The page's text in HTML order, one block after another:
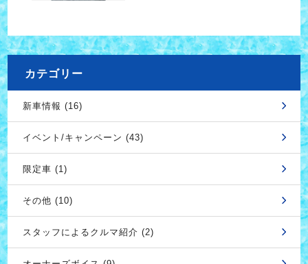
カテゴリー
新車情報 (16)
イベント/キャンペーン (43)
限定車 (1)
その他 (10)
スタッフによるクルマ紹介 (2)